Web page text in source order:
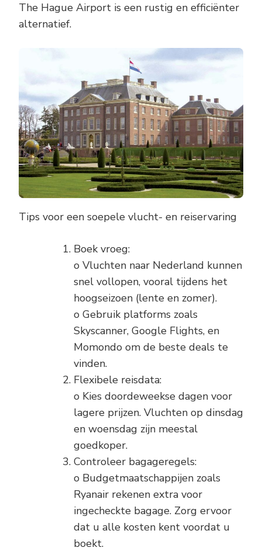
The Hague Airport is een rustig en efficiënter
alternatief.
Tips voor een soepele vlucht- en reiservaring
Boek vroeg:
o Vluchten naar Nederland kunnen
snel vollopen, vooral tijdens het
hoogseizoen (lente en zomer).
o Gebruik platforms zoals
Skyscanner, Google Flights, en
Momondo om de beste deals te
vinden.
Flexibele reisdata:
o Kies doordeweekse dagen voor
lagere prijzen. Vluchten op dinsdag
en woensdag zijn meestal
goedkoper.
Controleer bagageregels:
o Budgetmaatschappijen zoals
Ryanair rekenen extra voor
ingecheckte bagage. Zorg ervoor
dat u alle kosten kent voordat u
boekt.